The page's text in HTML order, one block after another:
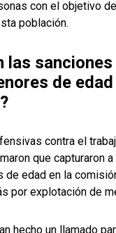
con el objetivo
población.
las
de
contra el
que capturaron
de edad en la
por explotación de
hecho un llamado